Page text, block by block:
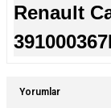
Renault
Yorumlar